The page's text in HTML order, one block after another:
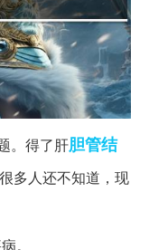
。得了肝胆管结
多人还不知道，现
。